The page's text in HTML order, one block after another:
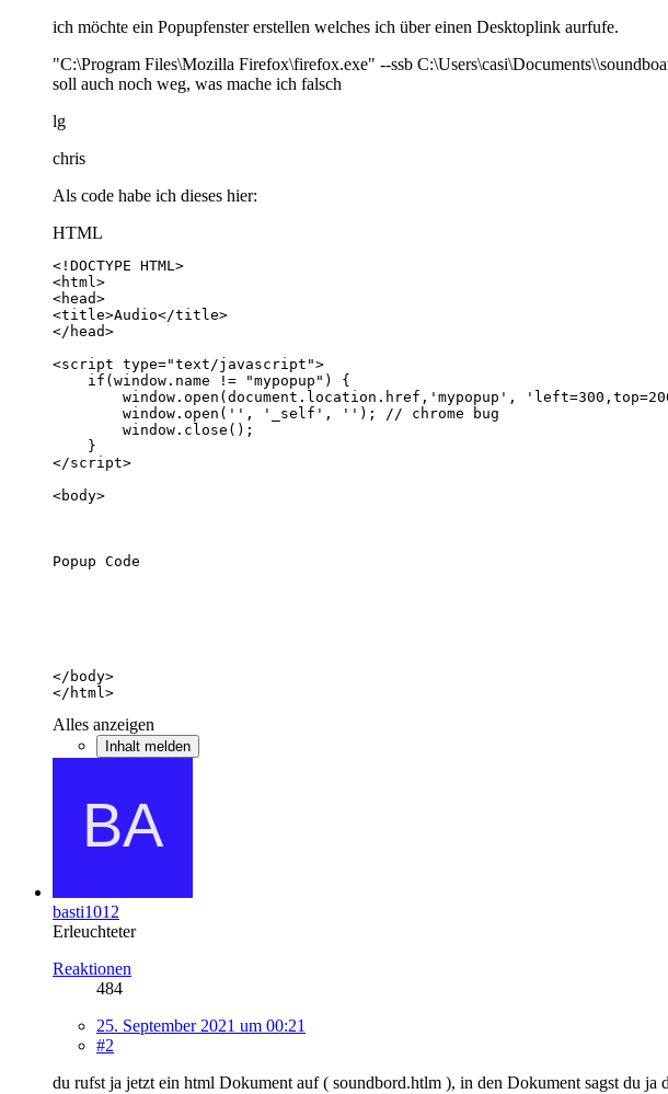
ich möchte ein Popupfenster erstellen welches ich über einen Desktoplink aurfufe.
"C:\Program Files\Mozilla Firefox\firefox.exe" --ssb
soll auch noch weg, was mache ich falsch
lg
chris
Als code habe ich dieses hier:
HTML
</html>
Alles anzeigen
Inhalt melden
basti1012
Erleuchteter
Reaktionen
484
25. September 2021 um 00:21
#2
du rufst ja jetzt ein html Dokument auf ( soundbord.htlm ), in den Dokument sagst du ja